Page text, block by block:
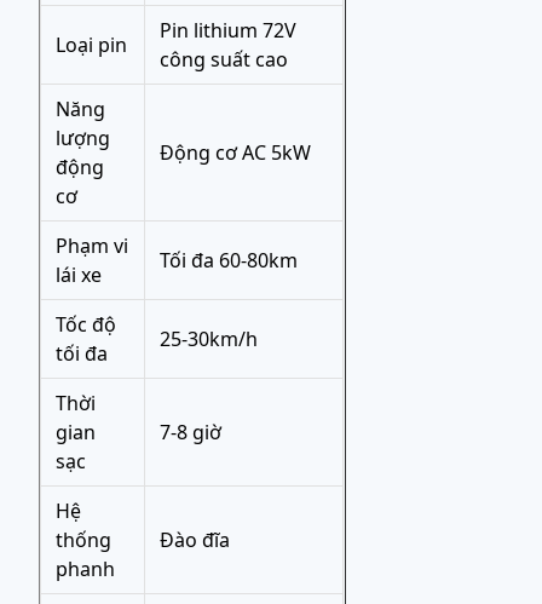
Loại pin
Pin lithium 72V
công suất cao
Năng
lượng
động
cơ
Động cơ AC 5kW
Phạm vi
lái xe
Tối đa 60-80km
Tốc độ
tối đa
25-30km/h
Thời
gian
sạc
7-8 giờ
Hệ
thống
phanh
Đào đĩa